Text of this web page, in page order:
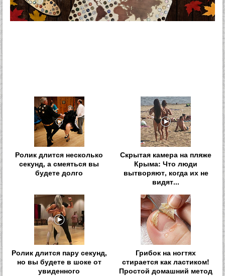
Ролик длится несколько
секунд, а смеяться вы
будете долго
Скрытая камера на пляже
Крыма: Что люди
вытворяют, когда их не
видят...
Ролик длится пару секунд,
но вы будете в шоке от
увиденного
Грибок на ногтях
стирается как ластиком!
Простой домашний метод